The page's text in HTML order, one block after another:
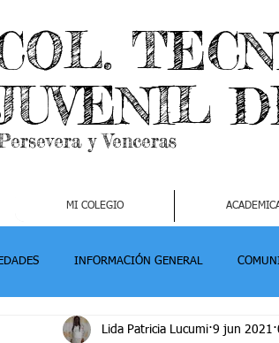
y Venceras
MI COLEGIO
INFORMACIÓN GENERAL
Grado 3 Grado 4-1
Lida Patricia Lucumi 9 jun 2021